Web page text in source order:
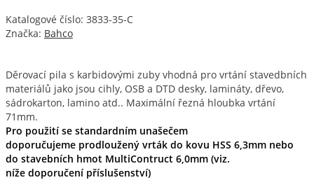
Katalogové číslo: 3833-35-C
Značka: Bahco
Děrovací pila s karbidovými zuby vhodná pro vrtání stavedbních
materiálů jako jsou cihly, OSB a DTD desky, lamináty, dřevo,
sádrokarton, lamino atd.. Maximální řezná hloubka vrtání
71mm.
Pro použití se standardním unašečem
doporučujeme prodloužený vrták do kovu HSS 6,3mm nebo
do stavebních hmot MultiContruct 6,0mm (viz.
níže doporučení příslušenství)